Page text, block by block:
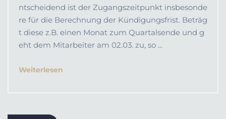
ntscheidend ist der Zugangszeitpunkt insbesonde
re für die Berechnung der Kündigungsfrist. Beträg
t diese z.B. einen Monat zum Quartalsende und g
eht dem Mitarbeiter am 02.03. zu, so ...
Weiterlesen